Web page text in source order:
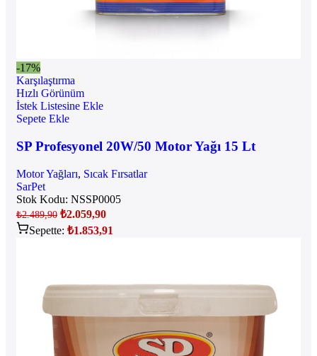
-17%
Karşılaştırma
Hızlı Görünüm
İstek Listesine Ekle
Sepete Ekle
SP Profesyonel 20W/50 Motor Yağı 15 Lt
Motor Yağları, Sıcak Fırsatlar
SarPet
Stok Kodu: NSSP0005
₺2.489,90 ₺2.059,90
Sepette: ₺1.853,91